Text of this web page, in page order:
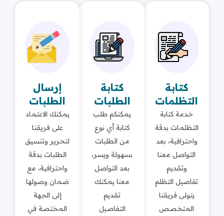
كتابة
التظلمات
خدمة كتابة
التظلمات بدقة
واحترافية، بعد
التواصل معنا
وتقديم
تفاصيل التظلم
يتولى فريقنا
المتخصص
كتابة
الطلبات
يمكنكم طلب
كتابة أي نوع
من الطلبات
بسهولة ويسر،
بعد التواصل
معنا يمكنك
تقديم
التفاصيل
إرسال
الطلبات
يمكنك الاعتماد
على فريقنا
لتحرير وتنسيق
الطلبات بدقة
واحترافية، مع
ضمان وصولها
إلى الجهة
المختصة في